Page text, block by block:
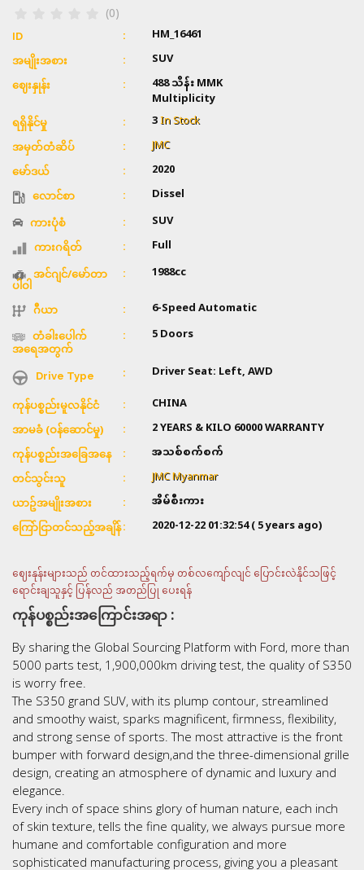
(0)
ID HM_16461
အမျိုးအစား SUV
ဈေးနှုန်း 488 သိန်းMMK
Multiplicity
ရရှိနိုင်မှု 3In Stock
အမှတ်တံဆိပ် JMC
မော်ဒယ် 2020
လောင်စာ Dissel
ကားပုံစံ SUV
ကားဂရိတ် Full
အင်ဂျင်/မော်တာ
ပါဝါ
1988cc
ဂီယာ 6-Speed Automatic
တံခါးပေါက်
အရေအတွက်
5 Doors
Drive Type Driver Seat: Left, AWD
ကုန်ပစ္စည်းမူလနိုင်ငံ CHINA
အာမခံ (ဝန်ဆောင်မှု) 2 YEARS & KILO 60000 WARRANTY
ကုန်ပစ္စည်းအခြေအနေ အသစ်စက်စက်
တင်သွင်းသူ JMC Myanmar
ယာဥ်အမျိုးအစား အိမ်စီးကား
ကြော်ငြာတင်သည့်အချိန် 2020-12-22 01:32:54( 5 years ago)
ဈေးနုန်းများသည် တင်ထားသည့်ရက်မှ တစ်လကျော်လျင် ပြောင်းလဲနိုင်သဖြင့်
ရောင်းချသူနှင့် ပြန်လည် အတည်ပြု ပေးရန်
ကုန်ပစ္စည်းအကြောင်းအရာ :
By sharing the Global Sourcing Platform with Ford, more than
5000 parts test, 1,900,000km driving test, the quality of S350
is worry free.
The S350 grand SUV, with its plump contour, streamlined
and smoothy waist, sparks magnificent, firmness, flexibility,
and strong sense of sports. The most attractive is the front
bumper with forward design,and the three-dimensional grille
design, creating an atmosphere of dynamic and luxury and
elegance.
Every inch of space shins glory of human nature, each inch
of skin texture, tells the fine quality, we always pursue more
humane and comfortable configuration and more
sophisticated manufacturing process, giving you a pleasant